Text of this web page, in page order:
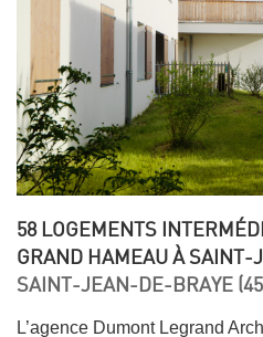
58 LOGEMENTS
GRAND HAMEAU À
SAINT-JEAN-DE-BRAYE
L’agence Dumont Legrand